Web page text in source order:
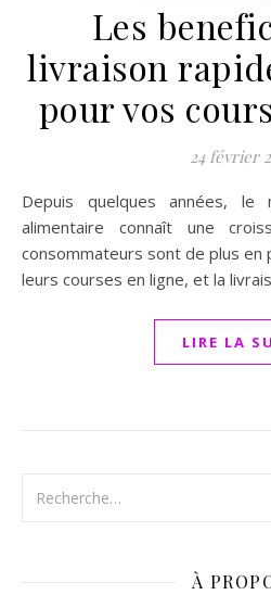
Les
livraison
pour vos
24 février
Depuis quelques années, le marché du e-commerce
alimentaire connaît une
consommateurs sont de plus en
leurs courses en ligne, et la
LIRE LA
À